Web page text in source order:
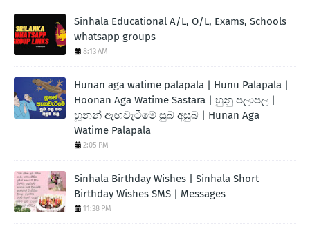
Sinhala Educational A/L, O/L, Exams, Schools
whatsapp groups
8:13 AM
Hunan aga watime palapala | Hunu Palapala |
Hoonan Aga Watime Sastara | හුනු පලාපල |
හූනන් ඇඟවැටීමේ සුබ අසුබ | Hunan Aga
Watime Palapala
2:05 PM
Sinhala Birthday Wishes | Sinhala Short
Birthday Wishes SMS | Messages
11:38 PM